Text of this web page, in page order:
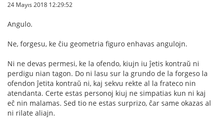
24 Mayıs 2018 12:29:52
Angulo.
Ne, forgesu, ke ĉiu geometria figuro enhavas angulojn.
Ni ne devas permesi, ke la ofendo, kiujn iu ĵetis kontraŭ ni
perdigu nian tagon. Do ni lasu sur la grundo de la forgeso la
ofendon ĵetita kontraŭ ni, kaj sekvu rekte al la frateco nin
atendanta. Certe estas personoj kiuj ne simpatias kun ni kaj
eĉ nin malamas. Sed tio ne estas surprizo, ĉar same okazas al
ni rilate aliajn.